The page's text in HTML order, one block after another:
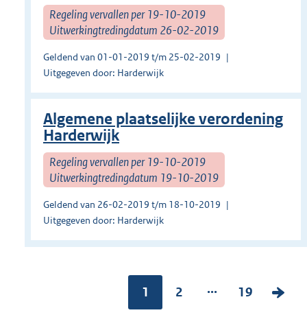
Regeling vervallen per 19-10-2019
Uitwerkingtredingdatum 26-02-2019
Geldend van 01-01-2019 t/m 25-02-2019
Uitgegeven door: Harderwijk
Algemene plaatselijke verordening
Harderwijk
Regeling vervallen per 19-10-2019
Uitwerkingtredingdatum 19-10-2019
Geldend van 26-02-2019 t/m 18-10-2019
Uitgegeven door: Harderwijk
Pagina:
1
P
2 ...
P
19
V